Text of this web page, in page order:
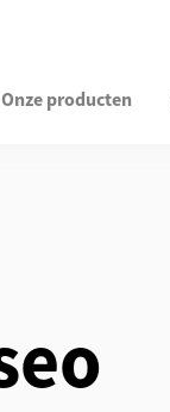
Onze producten